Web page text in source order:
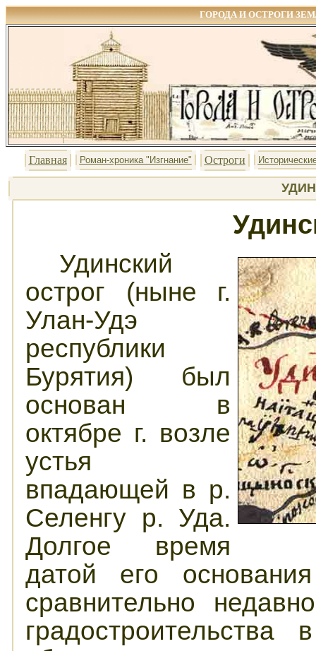
ГОРОДА И ОСТРОГИ
Главная Роман-хроника "Изгнание" Остроги
Удинский
острог (ныне г.
Улан-Удэ
республики
Бурятия) был
основан в
октябре г. возле
устья
впадающей в р.
Селенгу р. Уда.
Долгое время
датой его
сравнительно